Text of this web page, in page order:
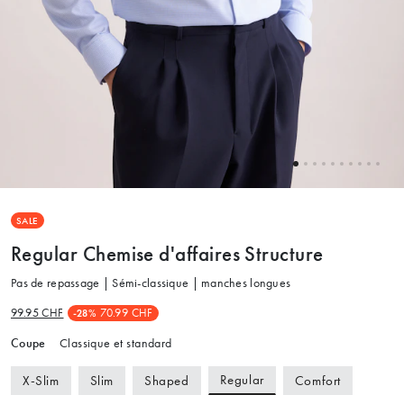
SALE
Regular Chemise d'affaires Structure
Pas de repassage | Sémi-classique | manches longues
99.95 CHF -28% 70.99 CHF
Coupe Classique et standard
X-Slim Slim Shaped Regular Comfort